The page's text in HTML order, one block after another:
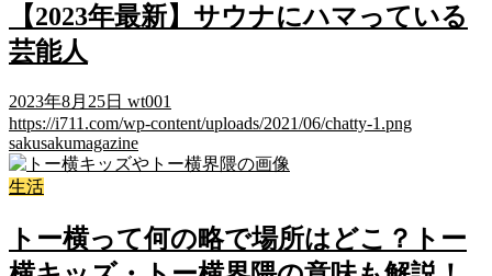
【2023年最新】サウナにハマっている
芸能人
2023年8月25日 wt001
https://i711.com/wp-content/uploads/2021/06/chatty-1.png
sakusakumagazine
生活
トー横って何の略で場所はどこ？トー